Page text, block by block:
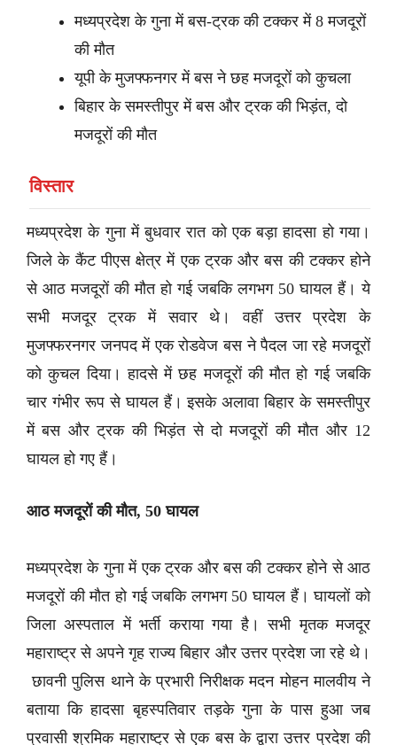
मध्यप्रदेश के गुना में बस-ट्रक की टक्कर में 8 मजदूरों
की मौत
यूपी के मुजफ्फनगर में बस ने छह मजदूरों को कुचला
बिहार के समस्तीपुर में बस और ट्रक की भिड़ंत, दो
मजदूरों की मौत
विस्तार
मध्यप्रदेश के गुना में बुधवार रात को एक बड़ा हादसा हो गया।
जिले के कैंट पीएस क्षेत्र में एक ट्रक और बस की टक्कर होने
से आठ मजदूरों की मौत हो गई जबकि लगभग 50 घायल हैं। ये
सभी मजदूर ट्रक में सवार थे। वहीं उत्तर प्रदेश के
मुजफ्फरनगर जनपद में एक रोडवेज बस ने पैदल जा रहे मजदूरों
को कुचल दिया। हादसे में छह मजदूरों की मौत हो गई जबकि
चार गंभीर रूप से घायल हैं। इसके अलावा बिहार के समस्तीपुर
में बस और ट्रक की भिड़ंत से दो मजदूरों की मौत और 12
घायल हो गए हैं।
आठ मजदूरों की मौत, 50 घायल
मध्यप्रदेश के गुना में एक ट्रक और बस की टक्कर होने से आठ
मजदूरों की मौत हो गई जबकि लगभग 50 घायल हैं। घायलों को
जिला अस्पताल में भर्ती कराया गया है। सभी मृतक मजदूर
महाराष्ट्र से अपने गृह राज्य बिहार और उत्तर प्रदेश जा रहे थे।
छावनी पुलिस थाने के प्रभारी निरीक्षक मदन मोहन मालवीय ने
बताया कि हादसा बृहस्पतिवार तड़के गुना के पास हुआ जब
प्रवासी श्रमिक महाराष्ट्र से एक बस के द्वारा उत्तर प्रदेश की